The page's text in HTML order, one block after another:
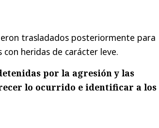
trasladados posteriormente para
heridas de carácter leve.
por la agresión y las
lo ocurrido e identificar a los